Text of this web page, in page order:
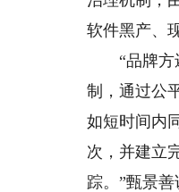
软件黑产、
“品牌方还
制，通过公
如短时间内
次，并建立
踪。”甄景善